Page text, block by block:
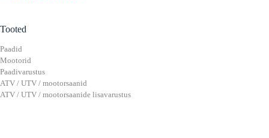
Tooted
Paadid
Mootorid
Paadivarustus
ATV / UTV / mootorsaanid
ATV / UTV / mootorsaanide lisavarustus